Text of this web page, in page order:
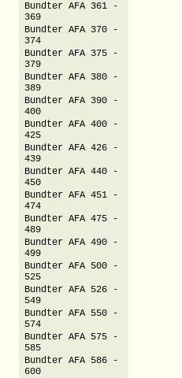
Bundter AFA 361 -
369
Bundter AFA 370 -
374
Bundter AFA 375 -
379
Bundter AFA 380 -
389
Bundter AFA 390 -
400
Bundter AFA 400 -
425
Bundter AFA 426 -
439
Bundter AFA 440 -
450
Bundter AFA 451 -
474
Bundter AFA 475 -
489
Bundter AFA 490 -
499
Bundter AFA 500 -
525
Bundter AFA 526 -
549
Bundter AFA 550 -
574
Bundter AFA 575 -
585
Bundter AFA 586 -
600